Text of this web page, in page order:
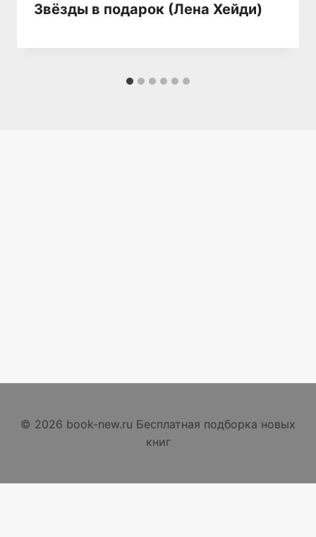
Звёзды в подарок (Лена Хейди)
© 2026 book-new.ru Бесплатная подборка новых
книг